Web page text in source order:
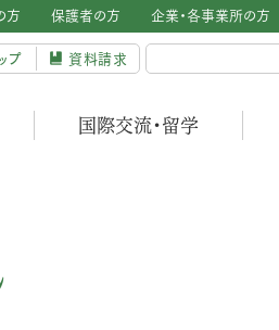
方 保護者の方 企業・各事業所の方
国際交流・留学
プ 資料請求